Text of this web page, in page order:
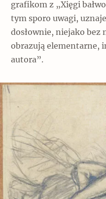
grafikom z „Xięgi
tym sporo uwagi,
dosłownie, niejako
obrazują elementarne,
autora”.